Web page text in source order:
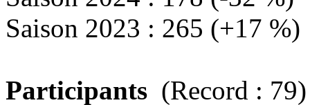
Saison 2023 : 265 (+17 %)
Participants (Record : 79)